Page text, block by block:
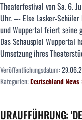
Theaterfestival von Sa. 6.
Uhr. --- Else Lasker-
und Wuppertal feiert seine
Das Schauspiel Wuppertal
Umsetzung ihres
Veröffentlichungsdatum:
Kategorien:DeutschlandNews
URAUFFÜHRUNG: